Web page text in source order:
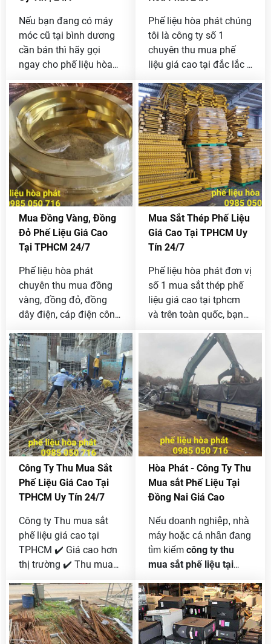
Nếu bạn đang có máy
móc cũ tại bình dương
cần bán thì hãy gọi
ngay cho phế liệu hòa
Hotline[ 0985 050 716 ]
để được thanh lý máy
móc cũ với giá tốt nhất
thị trường.
Phế liệu hòa phát chúng
tôi là công ty số 1
chuyên thu mua phế
liệu giá cao tại đắc lắc ,
doanh nghiệp đang có
phế liệu cần bán hãy
liên hệ ngay với chúng
tôi qua Hotline0985
050 716để báo giá tốt
nhất thị trường .
Mua Đồng Vàng, Đồng
Đỏ Phế Liệu Giá Cao
Tại TPHCM 24/7
Phế liệu hòa phát
chuyên thu mua đồng
vàng, đồng đỏ, đồng
dây điện, cáp điện công
và các tỉnh lân cận, bạn
đang có đồng phế liệu
muốn bán được giá cao
thì liên hệ ngay với
chúng tôi [ 0985 050
716 ]
Mua Sắt Thép Phế Liệu
Giá Cao Tại TPHCM Uy
Tín 24/7
Phế liệu hòa phát đơn vị
số 1 mua sắt thép phế
liệu giá cao tại tphcm
và trên toàn quốc, bạn
thép cần bán liên hệ
ngay với chúng tôi qua
Hotline 0985 050 716
để được báo giá nhanh.
Công Ty Thu Mua Sắt
Phế Liệu Giá Cao Tại
TPHCM Uy Tín 24/7
Công ty Thu mua sắt
phế liệu giá cao tại
TPHCM ✔️ Giá cao hơn
thị trường ✔️ Thu mua
chuẩn – thanh toán
ngay. Phế Liệu Hòa
Phát chuyên mua sắt
công trình, nhà xưởng,
Hòa Phát - Công Ty Thu
Mua sắt Phế Liệu Tại
Đồng Nai Giá Cao
Nếu doanh nghiệp, nhà
máy hoặc cá nhân đang
tìm kiếm công ty thu
mua sắt phế liệu tại
Liệu Hòa Phát là lựa
chọn được nhiều khách
hàng tin tưởng nhờ quy
trình chuyên nghiệp,